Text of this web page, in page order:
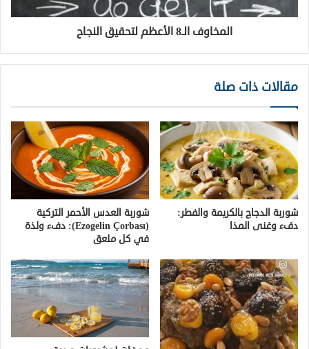
المخاوف الـ8 الأعظم لتحقيق النجاح
مقالات ذات صلة
شوربة الدجاج بالكريمة والفطر:
دفء وغنى المذا
شوربة العدس الأحمر التركية
(Ezogelin Çorbası): دفء ولذة
في كل ملعق